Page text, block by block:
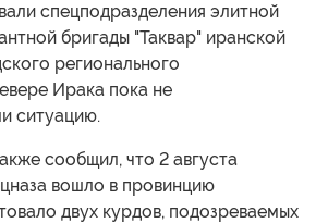
спецподразделения элитной
бригады "Таквар" иранской
регионального
Ирака пока не
ситуацию.
сообщил, что 2 августа
вошло в провинцию
двух курдов, подозреваемых